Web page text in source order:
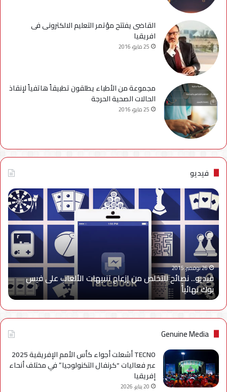
القاضى يفتتح مؤتمر التعليم الالكترونى فى
افريقيا
25 مايو، 2016
مجموعة من الأطباء يطلقون تطبيقاً هاتفياً لإنقاذ
الحالات الصحية الحرجة
25 مايو، 2016
فيديو
فيديو..
نصائح
للتخلص
من
إزعاج
تنبيهات
الألعاب
على
فيس
بوك
نهائياًَ
26 نوفمبر، 2015
فيديو.. نصائح للتخلص من إزعاج تنبيهات الألعاب على فيس
بوك نهائياًَ
Genuine Media
TECNO أشعلت أجواء كأس الأمم الإفريقية 2025
عبر فعاليات “كرنفال التكنولوجيا” في مختلف أنحاء
إفريقيا
20 يناير، 2026